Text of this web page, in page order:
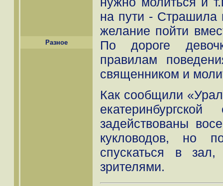
Разное
на пути -
желание пойти
По дороге
правилам
священником и
Как сообщили
задействованы
кукловодов, но
спускаться в
зрителями.